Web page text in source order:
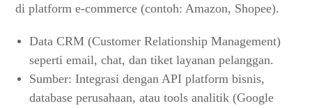
di platform e-commerce (contoh: Amazon, Shopee).
Data CRM (Customer Relationship Management)
seperti email, chat, dan tiket layanan pelanggan.
Sumber: Integrasi dengan API platform bisnis,
database perusahaan, atau tools analitik (Google